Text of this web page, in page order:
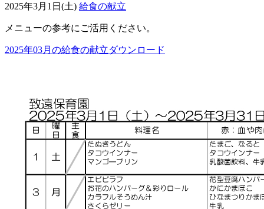
2025年3月1日(土) 給食の献立
メニューの参考にご活用ください。
2025年03月の給食の献立ダウンロード